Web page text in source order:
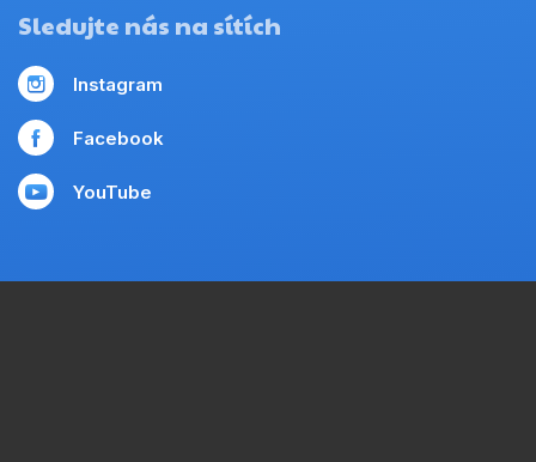
Sledujte nás na sítích
Instagram
Facebook
YouTube